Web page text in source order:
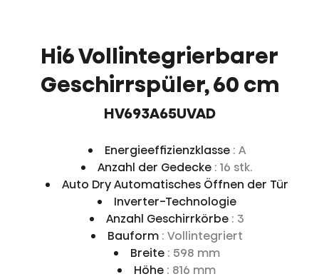
Hi6 Vollintegrierbarer
Geschirrspüler, 60 cm
HV693A65UVAD
Energieeffizienzklasse : A
Anzahl der Gedecke : 16 stk.
Auto Dry Automatisches Öffnen der Tür
Inverter-Technologie
Anzahl Geschirrkörbe : 3
Bauform : Vollintegriert
Breite : 598 mm
Höhe : 816 mm